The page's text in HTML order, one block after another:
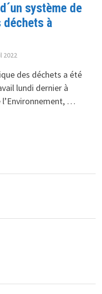
système de
déchets à
2022
des déchets a été
lundi dernier à
…